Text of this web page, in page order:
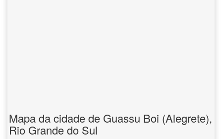
Mapa da cidade de Guassu Boi (Alegrete),
Rio Grande do Sul